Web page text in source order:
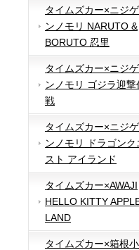
タイムズカー×ニジゲ
ンノモリ NARUTO &
BORUTO 忍里
タイムズカー×ニジゲ
ンノモリ ゴジラ迎撃
戦
タイムズカー×ニジゲ
ンノモリ ドラゴンク
スト アイランド
タイムズカー×AWAJI
HELLO KITTY
LAND
タイムズカー×箱根小